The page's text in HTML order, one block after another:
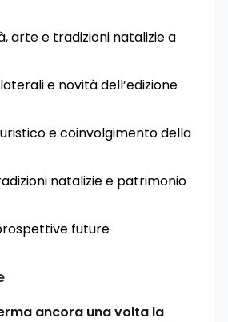
arte e tradizioni natalizie a
e novità dell’edizione
e coinvolgimento della
natalizie e patrimonio
future
ancora una volta la